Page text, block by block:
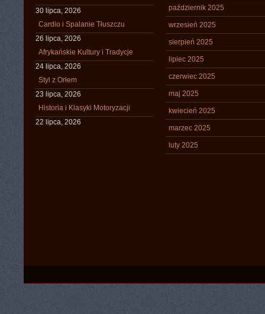
30 lipca, 2026
Cardio i Spalanie Tłuszczu
26 lipca, 2026
Afrykańskie Kultury i Tradycje
24 lipca, 2026
Styl z Orłem
23 lipca, 2026
Historia i Klasyki Motoryzacji
22 lipca, 2026
październik 2025
wrzesień 2025
sierpień 2025
lipiec 2025
czerwiec 2025
maj 2025
kwiecień 2025
marzec 2025
luty 2025